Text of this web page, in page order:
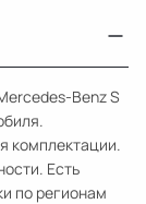
Benz S
комплектации.
Есть
по регионам